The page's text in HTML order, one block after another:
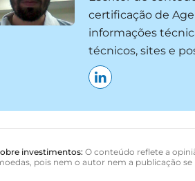
certificação de
informações
técnicos, sites e
investimentos: O conteúdo reflete a
pois nem o autor nem a publicação